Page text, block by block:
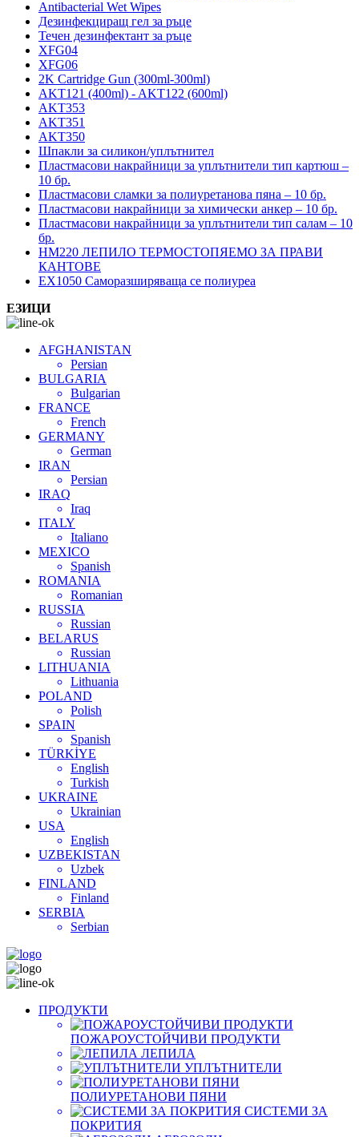
Antibacterial Wet Wipes
Дезинфекциращ гел за ръце
Течен дезинфектант за ръце
XFG04
XFG06
2K Cartridge Gun (300ml-300ml)
AKT121 (400ml) - AKT122 (600ml)
AKT353
AKT351
AKT350
Шпакли за силикон/уплътнител
Пластмасови накрайници за уплътнители тип картюш –
10 бр.
Пластмасови сламки за полиуретанова пяна – 10 бр.
Пластмасови накрайници за химически анкер – 10 бр.
Пластмасови накрайници за уплътнители тип салам – 10
бр.
HM220 ЛЕПИЛО ТЕРМОСТОПЯЕМО ЗА ПРАВИ
КАНТОВЕ
EX1050 Саморазширяваща се полиуреа
ЕЗИЦИ
AFGHANISTAN
Persian
BULGARIA
Bulgarian
FRANCE
French
GERMANY
German
IRAN
Persian
IRAQ
Iraq
ITALY
Italiano
MEXICO
Spanish
ROMANIA
Romanian
RUSSIA
Russian
BELARUS
Russian
LITHUANIA
Lithuania
POLAND
Polish
SPAIN
Spanish
TÜRKİYE
English
Turkish
UKRAINE
Ukrainian
USA
English
UZBEKISTAN
Uzbek
FINLAND
Finland
SERBIA
Serbian
ПРОДУКТИ
ПОЖАРОУСТОЙЧИВИ ПРОДУКТИ
ЛЕПИЛА
УПЛЪТНИТЕЛИ
ПОЛИУРЕТАНОВИ ПЯНИ
СИСТЕМИ ЗА
ПОКРИТИЯ